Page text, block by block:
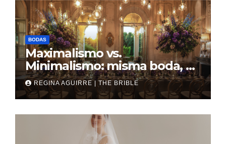
BODAS
Maximalismo vs.
Minimalismo: misma boda, al
revés
REGINA AGUIRRE | THE BRIBLE